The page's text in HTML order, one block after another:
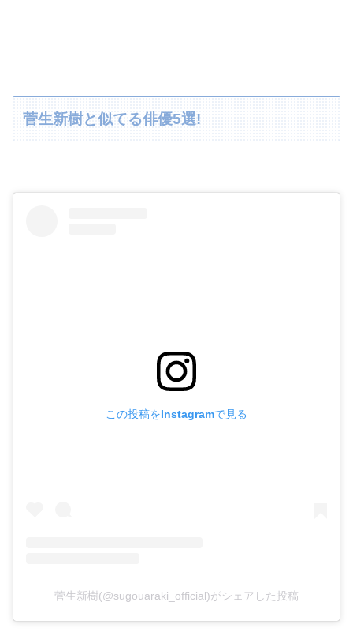
菅生新樹と似てる俳優5選!
この投稿をInstagramで見る
菅生新樹(@sugouaraki_official)がシェアした投稿